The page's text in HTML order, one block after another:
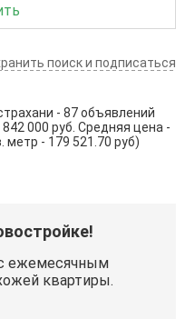
поиск и подписаться
- 87 объявлений
000 руб. Средняя цена -
метр - 179 521.70 руб)
ежемесячным
квартиры.